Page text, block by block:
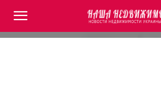
Днепр Другие регионы Запорожье